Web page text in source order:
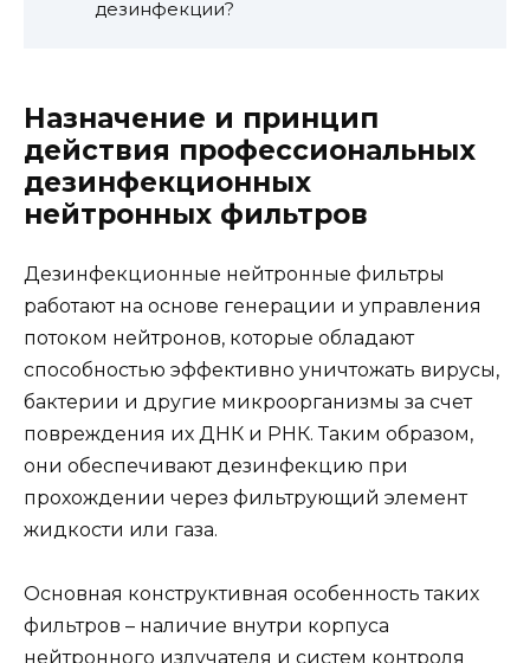
дезинфекции?
Назначение и принцип
действия профессиональных
дезинфекционных
нейтронных фильтров
Дезинфекционные нейтронные фильтры
работают на основе генерации и управления
потоком нейтронов, которые обладают
способностью эффективно уничтожать вирусы,
бактерии и другие микроорганизмы за счет
повреждения их ДНК и РНК. Таким образом,
они обеспечивают дезинфекцию при
прохождении через фильтрующий элемент
жидкости или газа.
Основная конструктивная особенность таких
фильтров – наличие внутри корпуса
нейтронного излучателя и систем контроля